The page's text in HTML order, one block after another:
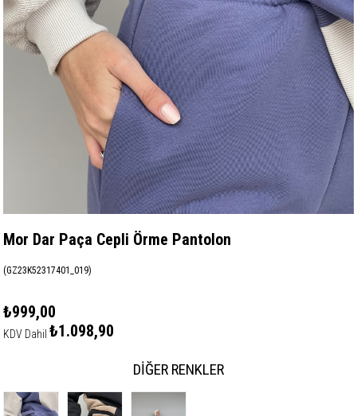
Mor Dar Paça Cepli Örme Pantolon
(GZ23K52317401_019)
₺999,00
KDV Dahil ₺1.098,90
DIĞER RENKLER